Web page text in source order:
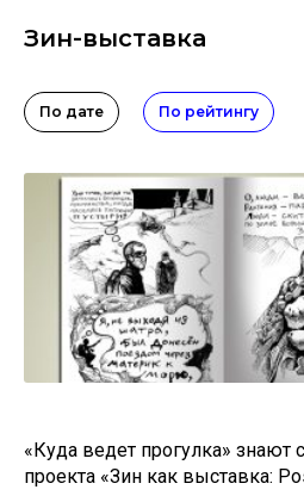
Зин-выставка
По дате По рейтингу
«Куда ведет прогулка» знают
проекта «Зин как выставка: